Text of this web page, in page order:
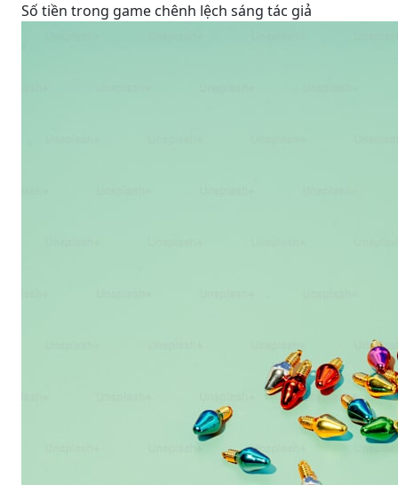
Số tiền trong game chênh lệch sáng tác giả